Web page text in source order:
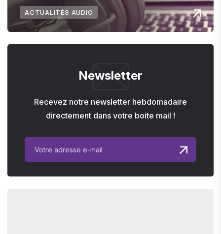
ACTUALITÉS AUDIO
Newsletter
Recevez notre newsletter hebdomadaire
directement dans votre boite mail !